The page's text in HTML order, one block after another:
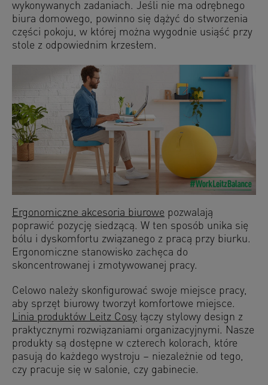
wykonywanych zadaniach. Jeśli nie ma odrębnego
biura domowego, powinno się dążyć do stworzenia
części pokoju, w której można wygodnie usiąść przy
stole z odpowiednim krzesłem.
Ergonomiczne akcesoria biurowe pozwalają
poprawić pozycję siedzącą. W ten sposób unika się
bólu i dyskomfortu związanego z pracą przy biurku.
Ergonomiczne stanowisko zachęca do
skoncentrowanej i zmotywowanej pracy.
Celowo należy skonfigurować swoje miejsce pracy,
aby sprzęt biurowy tworzył komfortowe miejsce.
Linia produktów Leitz Cosy łączy stylowy design z
praktycznymi rozwiązaniami organizacyjnymi. Nasze
produkty są dostępne w czterech kolorach, które
pasują do każdego wystroju – niezależnie od tego,
czy pracuje się w salonie, czy gabinecie.